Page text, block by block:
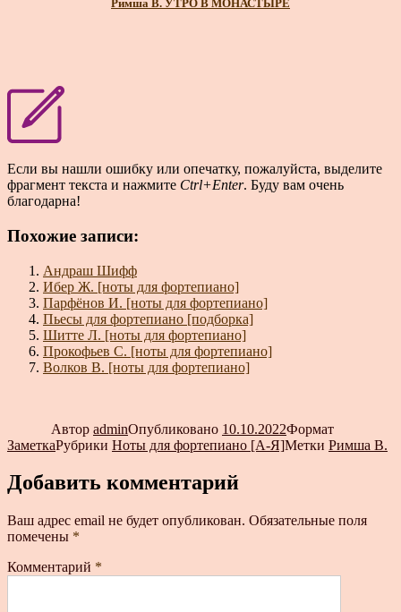
Римша В. УТРО В МОНАСТЫРЕ
Если вы нашли ошибку или опечатку, пожалуйста, выделите
фрагмент текста и нажмите Ctrl+Enter. Буду вам очень
благодарна!
Похожие записи:
Андраш Шифф
Ибер Ж. [ноты для фортепиано]
Парфёнов И. [ноты для фортепиано]
Пьесы для фортепиано [подборка]
Шитте Л. [ноты для фортепиано]
Прокофьев С. [ноты для фортепиано]
Волков В. [ноты для фортепиано]
Автор adminОпубликовано 10.10.2022Формат
ЗаметкаРубрики Ноты для фортепиано [А-Я]Метки Римша В.
Добавить комментарий
Ваш адрес email не будет опубликован. Обязательные поля
помечены *
Комментарий *